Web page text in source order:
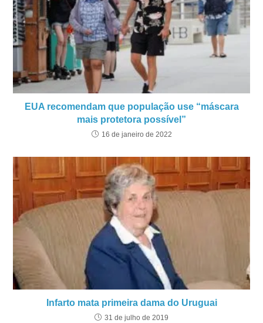
EUA recomendam que população use “máscara
mais protetora possível”
16 de janeiro de 2022
Infarto mata primeira dama do Uruguai
31 de julho de 2019